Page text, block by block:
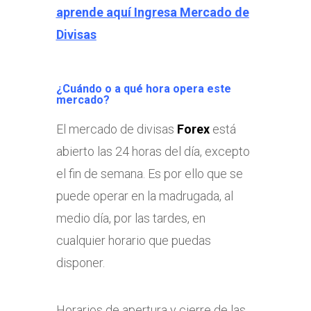
aprende aquí Ingresa Mercado de
Divisas
¿Cuándo o a qué hora opera este
mercado?
El mercado de divisas Forexestá
abierto las 24 horas del día, excepto
el fin de semana. Es por ello que se
puede operar en la madrugada, al
medio día, por las tardes, en
cualquier horario que puedas
disponer.